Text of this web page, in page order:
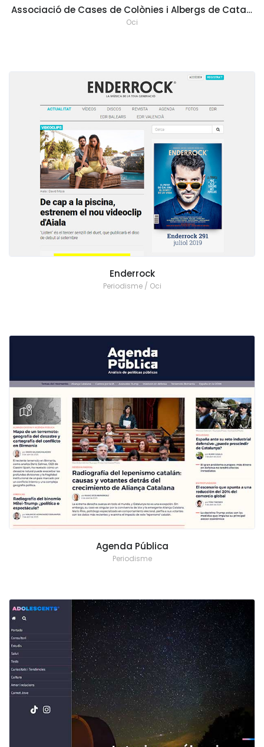
Associació de Cases de Colònies i Albergs de Catalunya (ACCAC)
Oci
Enderrock
Periodisme / Oci
Agenda Pública
Periodisme